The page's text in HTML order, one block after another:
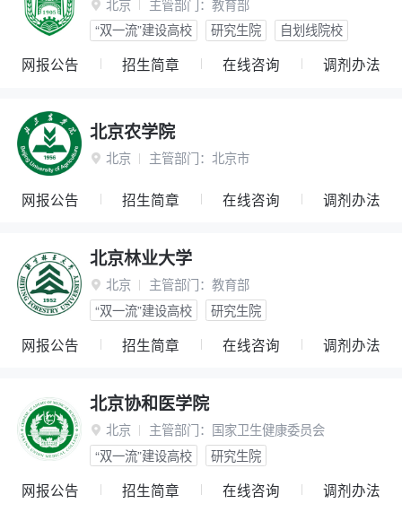
 北京 主管部门： 教育部
“双一流”建设高校
研究生院 自划线院校
网报公告 招生简章 在线咨询 调剂办法
北京农学院
 北京 主管部门： 北京市
网报公告 招生简章 在线咨询 调剂办法
北京林业大学
 北京 主管部门： 教育部
“双一流”建设高校
研究生院
网报公告 招生简章 在线咨询 调剂办法
北京协和医学院
 北京 主管部门： 国家卫生健康委员会
“双一流”建设高校
研究生院
网报公告 招生简章 在线咨询 调剂办法